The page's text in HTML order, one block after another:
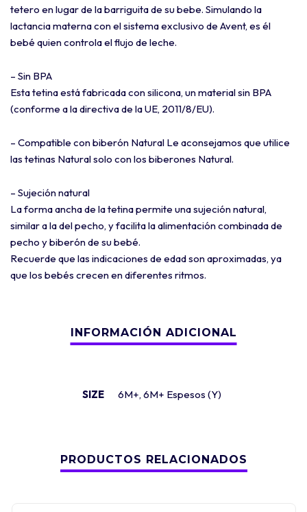
tetero en lugar de la barriguita de su bebe. Simulando la
lactancia materna con el sistema exclusivo de Avent, es él
bebé quien controla el flujo de leche.
– Sin BPA
Esta tetina está fabricada con silicona, un material sin BPA
(conforme a la directiva de la UE, 2011/8/EU).
– Compatible con biberón Natural Le aconsejamos que utilice
las tetinas Natural solo con los biberones Natural.
– Sujeción natural
La forma ancha de la tetina permite una sujeción natural,
similar a la del pecho, y facilita la alimentación combinada de
pecho y biberón de su bebé.
Recuerde que las indicaciones de edad son aproximadas, ya
que los bebés crecen en diferentes ritmos.
SIZE 6M+, 6M+ Espesos (Y)
PRODUCTOS RELACIONADOS